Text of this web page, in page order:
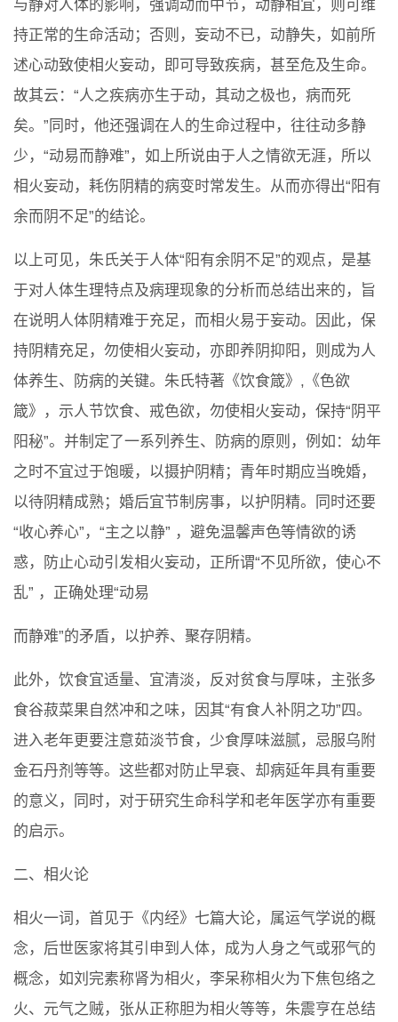
与静对人体的影响，强调动而中节，动静相宜，则可维
持正常的生命活动；否则，妄动不已，动静失，如前所
述心动致使相火妄动，即可导致疾病，甚至危及生命。
故其云：“人之疾病亦生于动，其动之极也，病而死
矣。”同时，他还强调在人的生命过程中，往往动多静
少，“动易而静难”，如上所说由于人之情欲无涯，所以
相火妄动，耗伤阴精的病变时常发生。从而亦得出“阳有
余而阴不足”的结论。
以上可见，朱氏关于人体“阳有余阴不足”的观点，是基
于对人体生理特点及病理现象的分析而总结出来的，旨
在说明人体阴精难于充足，而相火易于妄动。因此，保
持阴精充足，勿使相火妄动，亦即养阴抑阳，则成为人
体养生、防病的关键。朱氏特著《饮食箴》,《色欲
箴》，示人节饮食、戒色欲，勿使相火妄动，保持“阴平
阳秘”。并制定了一系列养生、防病的原则，例如：幼年
之时不宜过于饱暖，以摄护阴精；青年时期应当晚婚，
以待阴精成熟；婚后宜节制房事，以护阴精。同时还要
“收心养心”，“主之以静” ，避免温馨声色等情欲的诱
惑，防止心动引发相火妄动，正所谓“不见所欲，使心不
乱” ，正确处理“动易
而静难”的矛盾，以护养、聚存阴精。
此外，饮食宜适量、宜清淡，反对贫食与厚味，主张多
食谷菽菜果自然冲和之味，因其“有食人补阴之功”四。
进入老年更要注意茹淡节食，少食厚味滋腻，忌服乌附
金石丹剂等等。这些都对防止早衰、却病延年具有重要
的意义，同时，对于研究生命科学和老年医学亦有重要
的启示。
二、相火论
相火一词，首见于《内经》七篇大论，属运气学说的概
念，后世医家将其引申到人体，成为人身之气或邪气的
概念，如刘完素称肾为相火，李呆称相火为下焦包络之
火、元气之贼，张从正称胆为相火等等，朱震亨在总结